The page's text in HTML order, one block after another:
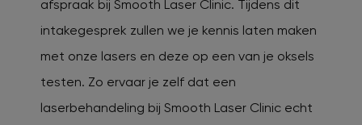
afspraak bij Smooth Laser Clinic. Tijdens dit
intakegesprek zullen we je kennis laten maken
met onze lasers en deze op een van je oksels
testen. Zo ervaar je zelf dat een
laserbehandeling bij Smooth Laser Clinic echt